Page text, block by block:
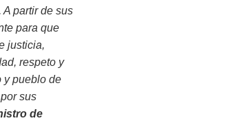
partir de sus
para que
justicia,
respeto y
y pueblo de
sus
de